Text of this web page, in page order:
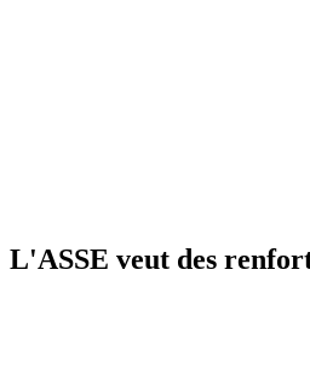
L'ASSE veut des